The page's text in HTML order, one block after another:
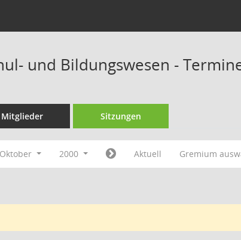
und Bildungswesen -
Mitglieder Sitzungen
Oktober 2000 Aktuell Gremium